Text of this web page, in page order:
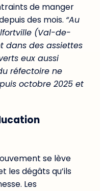
de manger
des mois. “Au
(Val-de-
dans des assiettes
eux aussi
réfectoire ne
octobre 2025 et
se lève
les dégâts qu’ils
Les